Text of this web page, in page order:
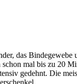
das
mal bis zu 20
gedehnt. Die